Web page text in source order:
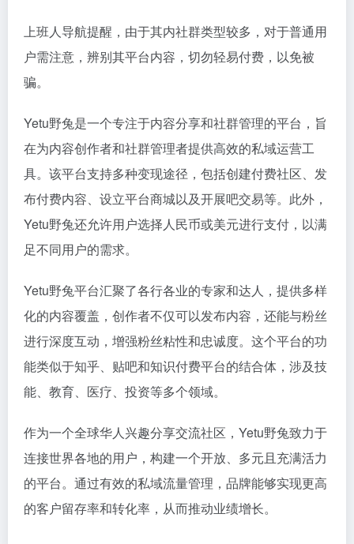
上班人导航提醒，由于其内社群类型较多，对于普通用
户需注意，辨别其平台内容，切勿轻易付费，以免被
骗。
Yetu野兔是一个专注于内容分享和社群管理的平台，旨
在为内容创作者和社群管理者提供高效的私域运营工
具。该平台支持多种变现途径，包括创建付费社区、发
布付费内容、设立平台商城以及开展吧交易等。此外，
Yetu野兔还允许用户选择人民币或美元进行支付，以满
足不同用户的需求。
Yetu野兔平台汇聚了各行各业的专家和达人，提供多样
化的内容覆盖，创作者不仅可以发布内容，还能与粉丝
进行深度互动，增强粉丝粘性和忠诚度。这个平台的功
能类似于知乎、贴吧和知识付费平台的结合体，涉及技
能、教育、医疗、投资等多个领域。
作为一个全球华人兴趣分享交流社区，Yetu野兔致力于
连接世界各地的用户，构建一个开放、多元且充满活力
的平台。通过有效的私域流量管理，品牌能够实现更高
的客户留存率和转化率，从而推动业绩增长。